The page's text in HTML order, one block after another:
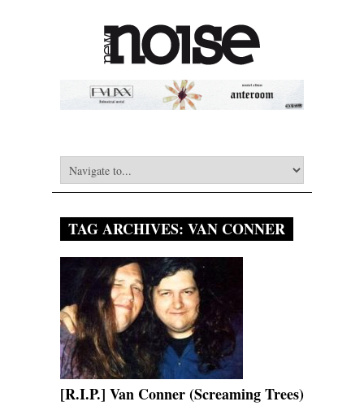
TAG ARCHIVES: VAN CONNER
[R.I.P.] Van Conner (Screaming Trees)